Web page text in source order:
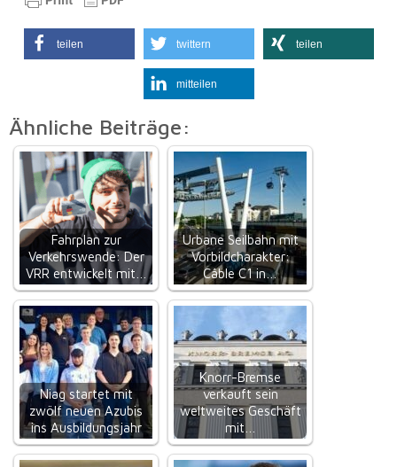
teilen twittern teilen
mitteilen
Ähnliche Beiträge:
Fahrplan zur
Verkehrswende: Der
VRR entwickelt mit…
Urbane Seilbahn mit
Vorbildcharakter:
Câble C1 in…
Niag startet mit
zwölf neuen Azubis
ins Ausbildungsjahr
Knorr-Bremse
verkauft sein
weltweites Geschäft
mit…